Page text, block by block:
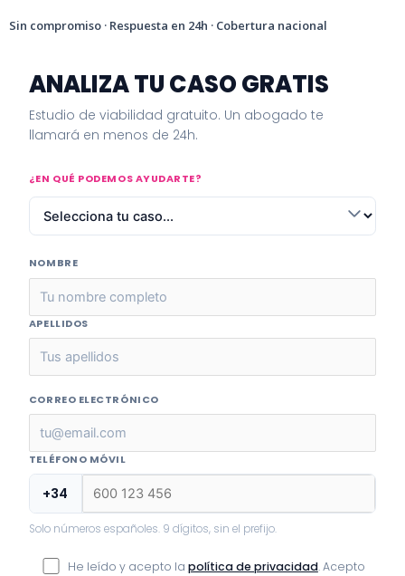
Sin compromiso · Respuesta en 24h · Cobertura nacional
ANALIZA TU CASO GRATIS
Estudio de viabilidad gratuito. Un abogado te
llamará en menos de 24h.
¿EN QUÉ PODEMOS AYUDARTE?
NOMBRE
APELLIDOS
CORREO ELECTRÓNICO
TELÉFONO MÓVIL
+34
Solo números españoles. 9 dígitos, sin el prefijo.
He leído y acepto la política de privacidad. Acepto